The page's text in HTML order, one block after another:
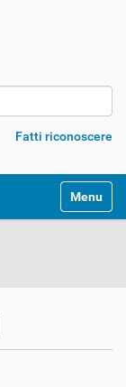
Fatti riconoscere
Alterna